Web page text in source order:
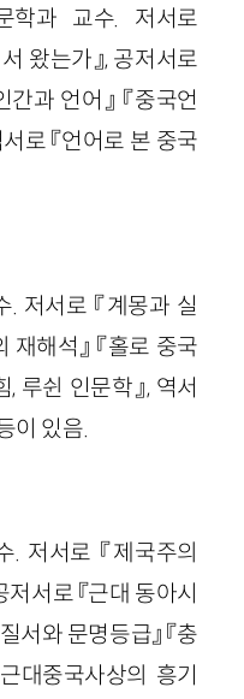
학과 교수. 저서로
왔는가』, 공저서로
간과 언어』 『중국언
서로 『언어로 본 중국
저서로 『계몽과 실
해석』 『홀로 중국
, 루쉰 인문학』, 역서
이 있음.
. 저서로 『제국주의
서로 『근대 동아시
서와 문명등급』 『충
대중국사상의 흥기